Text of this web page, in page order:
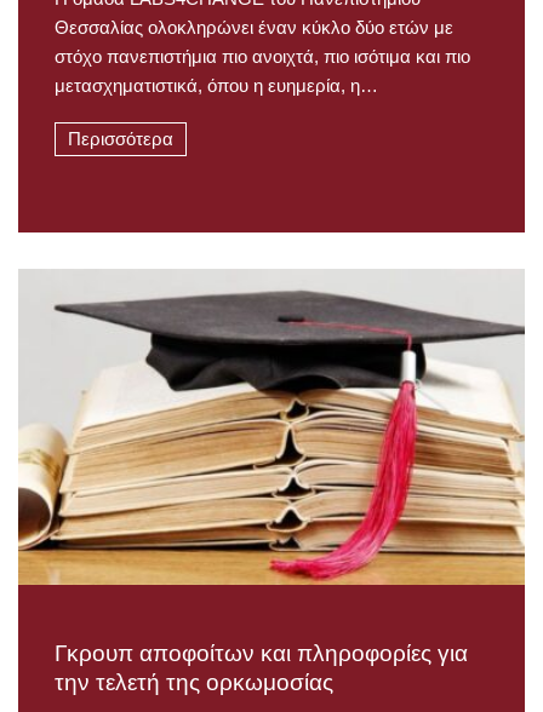
Θεσσαλίας ολοκληρώνει έναν κύκλο δύο ετών με
στόχο πανεπιστήμια πιο ανοιχτά, πιο ισότιμα και πιο
μετασχηματιστικά, όπου η ευημερία, η…
Περισσότερα
Γκρουπ αποφοίτων και πληροφορίες για
την τελετή της ορκωμοσίας